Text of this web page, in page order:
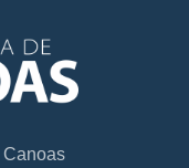
Canoas